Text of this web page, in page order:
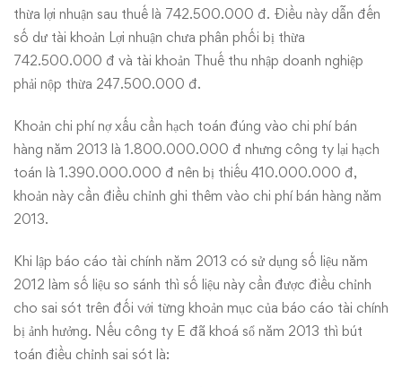
thừa lợi nhuận sau thuế là 742.500.000 đ. Điều này dẫn đến
số dư tài khoản Lợi nhuận chưa phân phối bị thừa
742.500.000 đ và tài khoản Thuế thu nhập doanh nghiệp
phải nộp thừa 247.500.000 đ.
Khoản chi phí nợ xấu cần hạch toán đúng vào chi phí bán
hàng năm 2013 là 1.800.000.000 đ nhưng công ty lại hạch
toán là 1.390.000.000 đ nên bị thiếu 410.000.000 đ,
khoản này cần điều chỉnh ghi thêm vào chi phí bán hàng năm
2013.
Khi lập báo cáo tài chính năm 2013 có sử dụng số liệu năm
2012 làm số liệu so sánh thì số liệu này cần được điều chỉnh
cho sai sót trên đối với từng khoản mục của báo cáo tài chính
bị ảnh hưởng. Nếu công ty E đã khoá sổ năm 2013 thì bút
toán điều chỉnh sai sót là: